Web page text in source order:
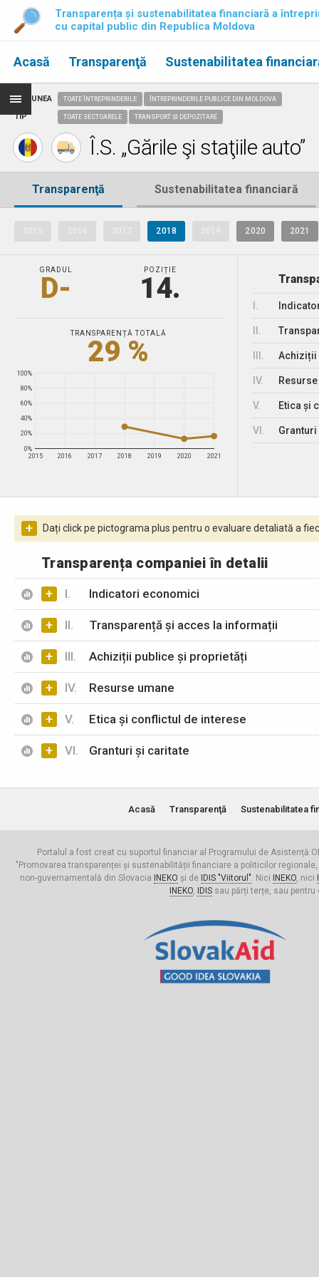
Transparența și sustenabilitatea financiară a
cu capital public din Republica Moldova
Acasă Transparenţă Sustenabilitatea
REGIUNEA
TIP
TOATE ÎNTREPRINDERILE ÎNTREPRINDERILE PUBLICE DIN MOLDOVA
TOATE SECTOARELE TRANSPORT ȘI DEPOZITARE
Î.S. „Gările şi staţiile auto”
Transparenţă Sustenabilitatea financiară
2018 2020 2021
GRADUL
D-
POZIȚIE
14.
TRANSPARENȚĂ TOTALĂ
29 %
2015 2016 2017 2018 2019 2020 2021
0%
20%
40%
60%
80%
100%
Achiziții
IV.
V. Etica și
VI.
+ Dați click pe pictograma plus pentru o evaluare detaliată a
Transparența companiei în detalii
+ I. Indicatori economici
+ II. Transparență și acces la informații
+ III. Achiziții publice și proprietăți
+ IV. Resurse umane
+ V. Etica și conflictul de interese
+ VI. Granturi și caritate
Acasă Transparenţă Sustenabilitatea
Portalul a fost creat cu suportul financiar al Programului de Asistență
"Promovarea transparenței și sustenabilității financiare a politicilor
non-guvernamentală din Slovacia
INEKO și de IDIS "Viitorul". Nici INEKO, nici
INEKO, IDISsau părți terțe, sau pentru